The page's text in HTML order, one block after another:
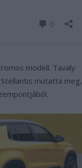
modell. Tavaly
mutatta meg,